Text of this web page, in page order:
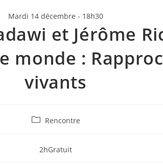
Mardi 14 décembre - 18h30
et Jérôme
monde :
vivants
Rencontre
2hGratuit